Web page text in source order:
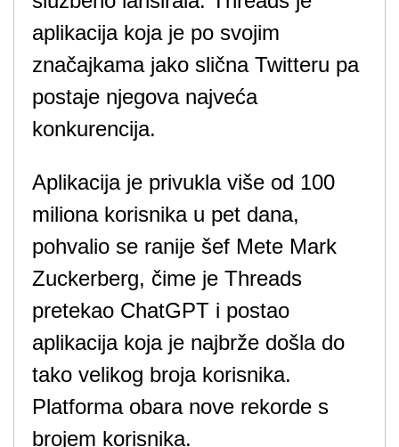
aplikacija koja je po svojim
značajkama jako slična Twitteru pa
postaje njegova najveća
konkurencija.
Aplikacija je privukla više od 100
miliona korisnika u pet dana,
pohvalio se ranije šef Mete Mark
Zuckerberg, čime je Threads
pretekao ChatGPT i postao
aplikacija koja je najbrže došla do
tako velikog broja korisnika.
Platforma obara nove rekorde s
brojem korisnika.